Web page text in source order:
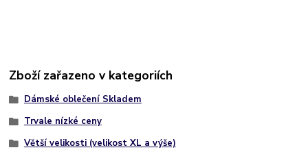
Zboží zařazeno v kategoriích
Dámské oblečení Skladem
Trvale nízké ceny
Větší velikosti (velikost XL a výše)